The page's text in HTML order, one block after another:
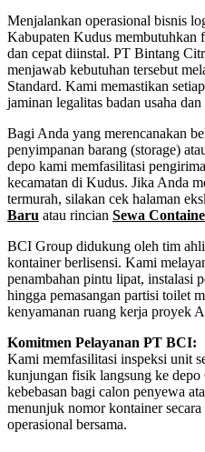
Menjalankan operasional bisnis
Kabupaten Kudus membutuhkan
dan cepat diinstal. PT Bintang
menjawab kebutuhan tersebut
Standard. Kami memastikan
jaminan legalitas badan usaha
Bagi Anda yang merencanakan
penyimpanan barang (storage)
depo kami memfasilitasi
kecamatan di Kudus. Jika Anda
termurah, silakan cek halaman
Baru atau rincian Sewa
BCI Group didukung oleh tim ahli
kontainer berlisensi. Kami
penambahan pintu lipat, instalasi
hingga pemasangan partisi toilet
kenyamanan ruang kerja proyek
Komitmen Pelayanan PT BCI:
Kami memfasilitasi inspeksi unit
kunjungan fisik langsung ke
kebebasan bagi calon penyewa
menunjuk nomor kontainer
operasional bersama.